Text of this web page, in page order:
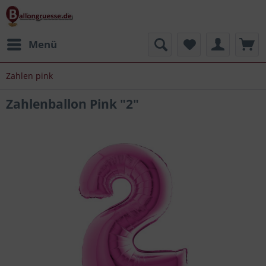
Menü
Zahlen pink
Zahlenballon Pink "2"